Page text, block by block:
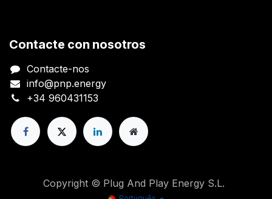
Contacte con nosotros
Contacte-nos
info@pnp.energy
+34 960431153
Copyright © Plug And Play Energy S.L.